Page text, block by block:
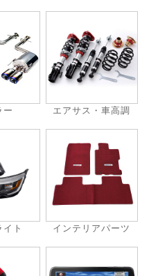
ー エアサス・車高調
ト インテリアパーツ